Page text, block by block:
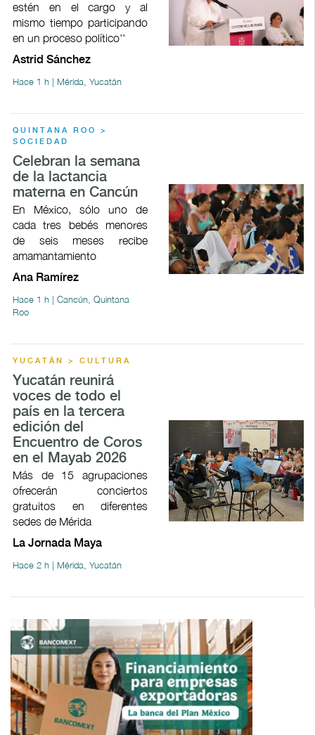
estén en el cargo y al
mismo tiempo participando
en un proceso político''
Astrid Sánchez
Hace 1 h | Mérida, Yucatán
QUINTANA ROO >
SOCIEDAD
Celebran la semana
de la lactancia
materna en Cancún
En México, sólo uno de
cada tres bebés menores
de seis meses recibe
amamantamiento
Ana Ramírez
Hace 1 h | Cancún, Quintana
Roo
YUCATÁN > CULTURA
Yucatán reunirá
voces de todo el
país en la tercera
edición del
Encuentro de Coros
en el Mayab 2026
Más de 15 agrupaciones
ofrecerán conciertos
gratuitos en diferentes
sedes de Mérida
La Jornada Maya
Hace 2 h | Mérida, Yucatán